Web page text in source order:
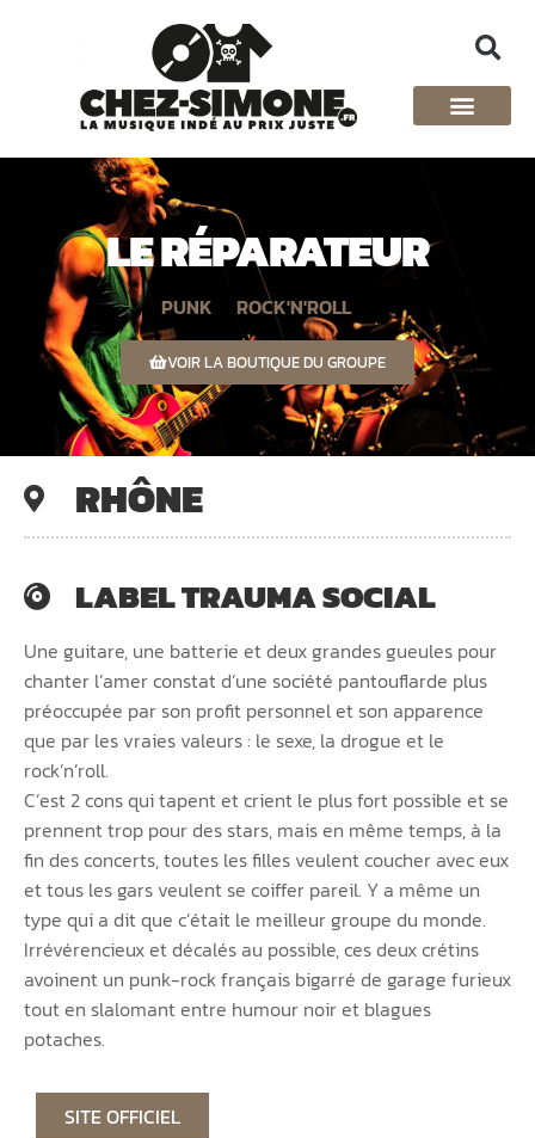
LE RÉPARATEUR
PUNK ROCK'N'ROLL
VOIR LA BOUTIQUE DU GROUPE
RHÔNE
LABEL TRAUMA SOCIAL
Une guitare, une batterie et deux grandes gueules pour
chanter l’amer constat d’une société pantouflarde plus
préoccupée par son profit personnel et son apparence
que par les vraies valeurs : le sexe, la drogue et le
rock’n’roll.
C’est 2 cons qui tapent et crient le plus fort possible et se
prennent trop pour des stars, mais en même temps, à la
fin des concerts, toutes les filles veulent coucher avec eux
et tous les gars veulent se coiffer pareil. Y a même un
type qui a dit que c’était le meilleur groupe du monde.
Irrévérencieux et décalés au possible, ces deux crétins
avoinent un punk-rock français bigarré de garage furieux
tout en slalomant entre humour noir et blagues
potaches.
SITE OFFICIEL